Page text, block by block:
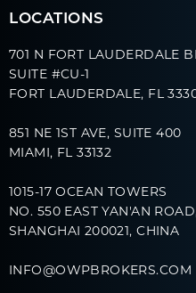
LOCATIONS
701 N FORT LAUDERDALE
SUITE #CU-1
FORT LAUDERDALE, FL
851 NE 1ST AVE, SUITE 400
MIAMI, FL 33132
1015-17 OCEAN TOWERS
NO. 550 EAST YAN'AN
SHANGHAI 200021, CHINA
INFO@OWPBROKERS.COM